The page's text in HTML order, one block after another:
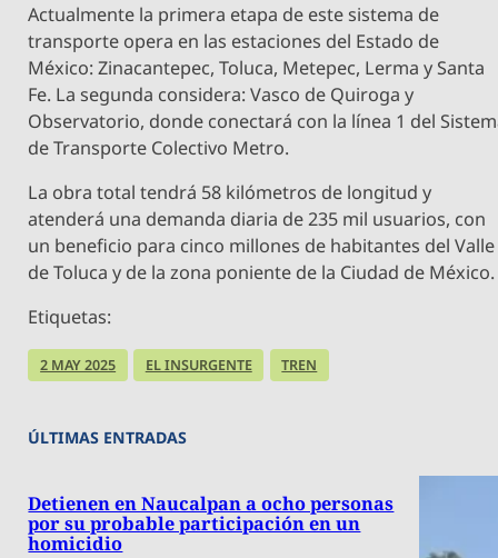
Actualmente la primera etapa de este sistema de
transporte opera en las estaciones del Estado de
México: Zinacantepec, Toluca, Metepec, Lerma y Santa
Fe. La segunda considera: Vasco de Quiroga y
Observatorio, donde conectará con la línea 1 del
de Transporte Colectivo Metro.
La obra total tendrá 58 kilómetros de longitud y
atenderá una demanda diaria de 235 mil usuarios, con
un beneficio para cinco millones de habitantes del Valle
de Toluca y de la zona poniente de la Ciudad de México.
Etiquetas:
2 MAY 2025 EL INSURGENTE TREN
ÚLTIMAS ENTRADAS
Detienen en Naucalpan a ocho personas
por su probable participación en un
homicidio